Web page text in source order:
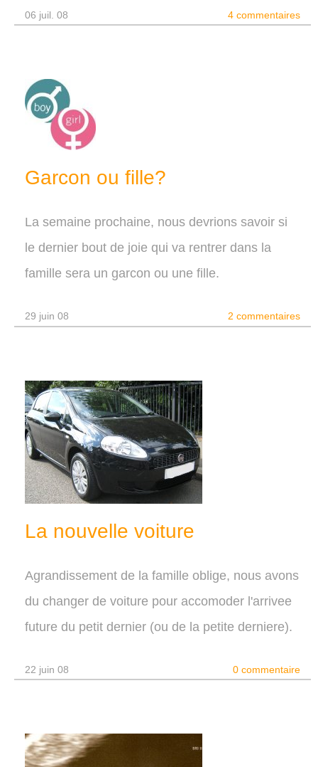
06 juil. 08 4 commentaires
Garcon ou fille?
La semaine prochaine, nous devrions savoir si
le dernier bout de joie qui va rentrer dans la
famille sera un garcon ou une fille.
29 juin 08 2 commentaires
La nouvelle voiture
Agrandissement de la famille oblige, nous avons
du changer de voiture pour accomoder l'arrivee
future du petit dernier (ou de la petite derniere).
22 juin 08 0 commentaire